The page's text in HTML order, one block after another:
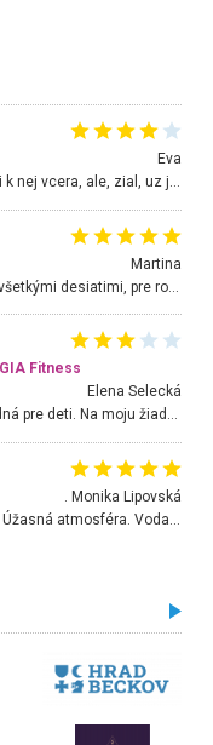
Eva
Hojdacka v Krpelanoch uz nie je, vysli sme si k nej vcera, ale, zial, uz je znicena. Ak sem planujete cestu len kvoli hojdacke, mozete si ju usetrit. Krasny vyhlad je tu vsak aj bez hojdacky :-)
Martina
Nádherné miesto ktoré odporúčam navštíviť všetkými desiatimi, pre rodiny s deťmi, dôchodcom... Proste a jednoducho ozaj rozprávkový les.. určite ešte prídeme. Odniesli sme si na pamiatku krásne tričká,
Fitness
Elena Selecká
Kútik výborný, ale hlučná hudba úplne nevhodná pre deti. Na moju žiadosť o aspoň sušenie nereagovali.
. Monika Lipovská
Úžasné prostredie, napriek tomu, že je malé. Úžasná atmosféra. Voda fantastická a nádherná. Ľudí je pomerne veľa, ale su mili a ohľaduplní. Je veľmi zaujímavé sledovať, ako dokážu spolu športovať cudzí ľudia a bez ohľadu na vek. Vládne tu pohoda. Vnuka neviem dostať z vody. Ďakujem za krásny deň . Urcite sa sem vrátim. Jediný problém je s parkovaním, ale aj ten sa mi podarilo vyriešiť. Monika Bratislava